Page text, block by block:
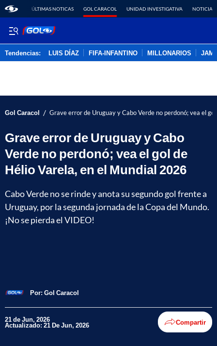
ÚLTIMAS NOTICAS GOL CARACOL UNIDAD INVESTIGATIVA NOTICIAS
Tendencias: LUIS DÍAZ FIFA-INFANTINO MILLONARIOS
Gol Caracol / Grave error de Uruguay y Cabo Verde no perdonó; vea el
Grave error de Uruguay y Cabo
Verde no perdonó; vea el gol de
Hélio Varela, en el Mundial 2026
Cabo Verde no se rinde y anota su segundo gol frente a
Uruguay, por la segunda jornada de la Copa del Mundo.
¡No se pierda el VIDEO!
Por: Gol Caracol
21 de Jun, 2026
Actualizado: 21 De Jun, 2026 Compartir